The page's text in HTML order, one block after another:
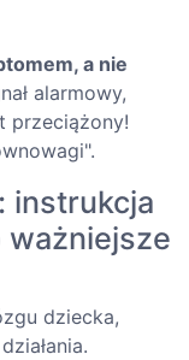
a nie
alarmowy,
przeciążony!
instrukcja
ważniejsze
dziecka,